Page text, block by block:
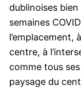
dublinoises
semaines
l’emplacement,
centre, à
comme tous
paysage du